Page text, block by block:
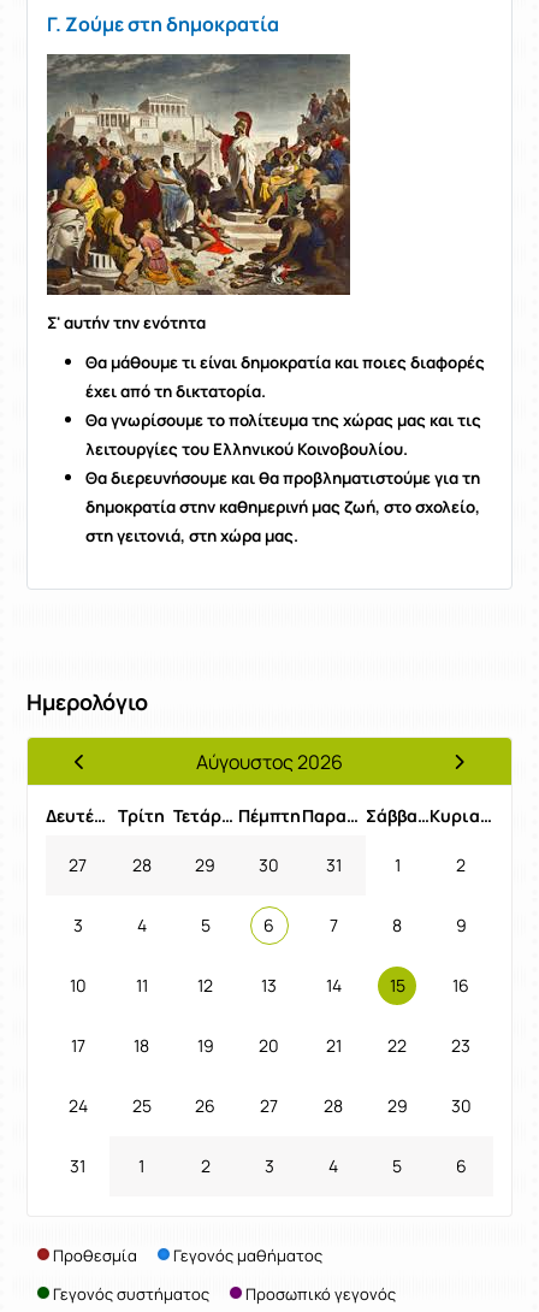
Γ. Ζούμε στη δημοκρατία
Σ' αυτήν την ενότητα
Θα μάθουμε τι είναι δημοκρατία και ποιες διαφορές
έχει από τη δικτατορία.
Θα γνωρίσουμε το πολίτευμα της χώρας μας και τις
λειτουργίες του Ελληνικού Κοινοβουλίου.
Θα διερευνήσουμε και θα προβληματιστούμε για τη
δημοκρατία στην καθημερινή μας ζωή, στο σχολείο,
στη γειτονιά, στη χώρα μας.
Ημερολόγιο
Προηγούμενος ΜήναςΑύγουστος 2026
Επόμενος
Δευτέρα Τρίτη Τετάρτη Πέμπτη Παρασκευή Σάββατο Κυριακή
27 28 29 30 31 1 2
3 4 5 6 7 8 9
10 11 12 13 14 15 16
17 18 19 20 21 22 23
24 25 26 27 28 29 30
31 1 2 3 4 5 6
Προθεσμία
Γεγονός μαθήματος
Γεγονός συστήματος
Προσωπικό γεγονός